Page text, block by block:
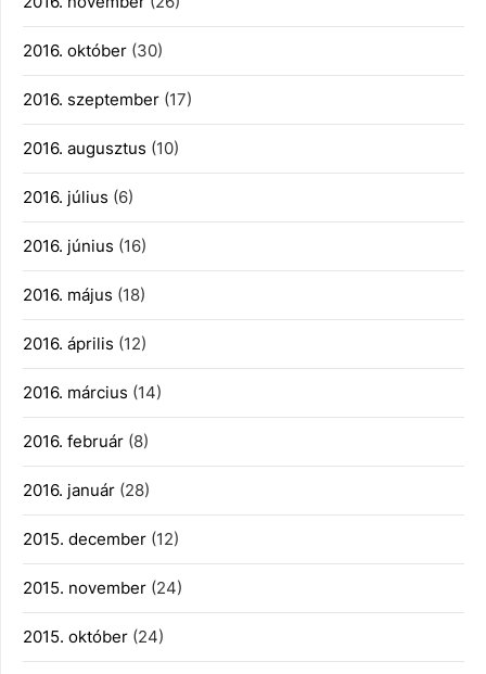
2016. október (30)
2016. szeptember (17)
2016. augusztus (10)
2016. július (6)
2016. június (16)
2016. május (18)
2016. április (12)
2016. március (14)
2016. február (8)
2016. január (28)
2015. december (12)
2015. november (24)
2015. október (24)